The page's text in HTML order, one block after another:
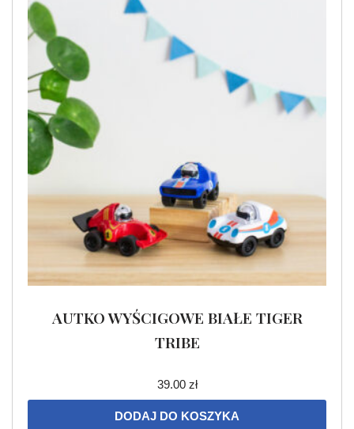
AUTKO WYŚCIGOWE BIAŁE TIGER
TRIBE
39.00 zł
DODAJ DO KOSZYKA